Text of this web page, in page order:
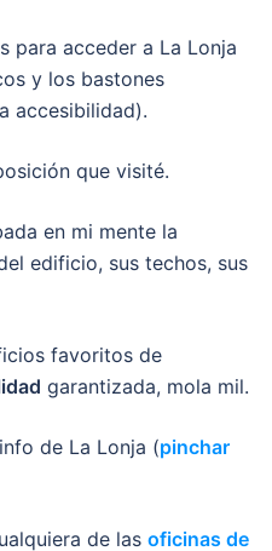
para acceder a La Lonja
y los bastones
accesibilidad).
que visité.
en mi mente la
edificio, sus techos, sus
favoritos de
garantizada, mola mil.
de La Lonja (pinchar
de las oficinas de